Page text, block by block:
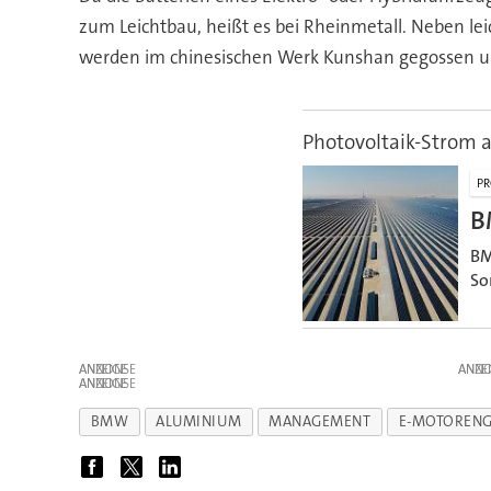
zum Leichtbau, heißt es bei Rheinmetall. Neben
werden im chinesischen Werk Kunshan
Photovoltaik-Strom
ANZEIGE
ANZEIGE
BMW ALUMINIUM MANAGEMENT E-